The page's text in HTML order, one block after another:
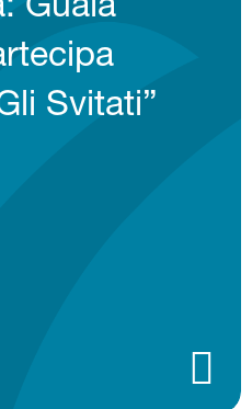
Guala
Svitati”